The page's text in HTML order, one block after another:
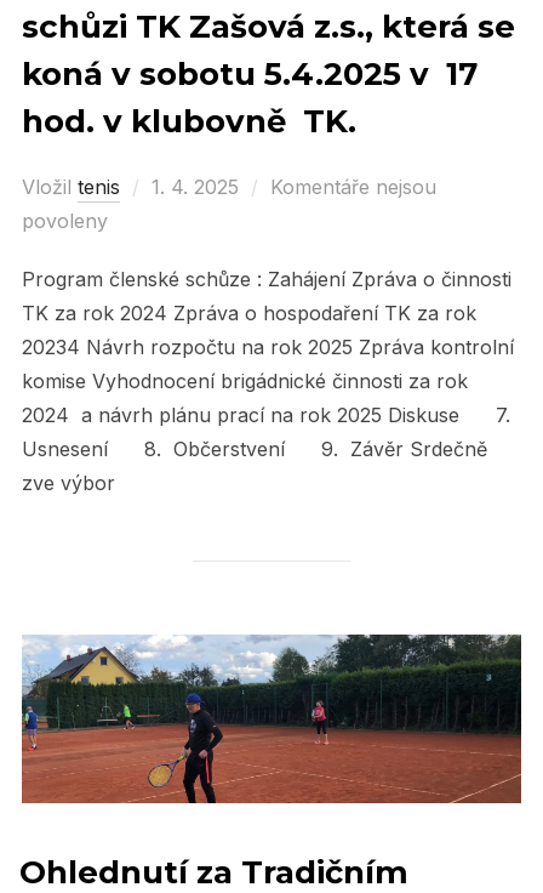
schůzi TK Zašová z.s., která se
koná v sobotu 5.4.2025 v 17
hod. v klubovně TK.
Vložil tenis
Posted
1. 4. 2025
Komentáře nejsou
povoleny
Program členské schůze : Zahájení Zpráva o činnosti
TK za rok 2024 Zpráva o hospodaření TK za rok
20234 Návrh rozpočtu na rok 2025 Zpráva kontrolní
komise Vyhodnocení brigádnické činnosti za rok
2024 a návrh plánu prací na rok 2025 Diskuse 7.
Usnesení 8. Občerstvení 9. Závěr Srdečně
zve výbor
Ohlednutí za Tradičním